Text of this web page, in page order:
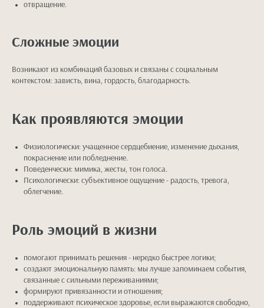
отвращение.
Сложные эмоции
Возникают из комбинаций базовых и связаны с социальным
контекстом: зависть, вина, гордость, благодарность.
Как проявляются эмоции
Физиологически: учащенное сердцебиение, изменение дыхания,
покраснение или побледнение.
Поведенчески: мимика, жесты, тон голоса.
Психологически: субъективное ощущение - радость, тревога,
облегчение.
Роль эмоций в жизни
помогают принимать решения - нередко быстрее логики;
создают эмоциональную память: мы лучше запоминаем события,
связанные с сильными переживаниями;
формируют привязанности и отношения;
поддерживают психическое здоровье, если выражаются свободно,